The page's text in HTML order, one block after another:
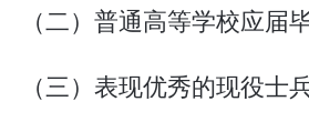
（二）普通高等学校应届
（三）表现优秀的现役士